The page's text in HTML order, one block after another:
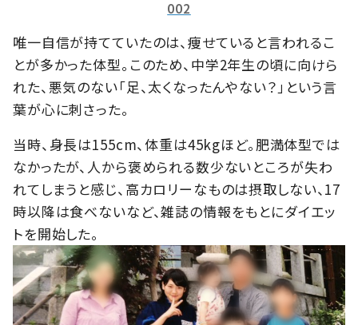
002
唯一自信が持てていたのは、痩せていると言われるこ
とが多かった体型。このため、中学2年生の頃に向けら
れた、悪気のない「足、太くなったんやない？」という言
葉が心に刺さった。
当時、身長は155cm、体重は45kgほど。肥満体型では
なかったが、人から褒められる数少ないところが失わ
れてしまうと感じ、高カロリーなものは摂取しない、17
時以降は食べないなど、雑誌の情報をもとにダイエッ
トを開始した。